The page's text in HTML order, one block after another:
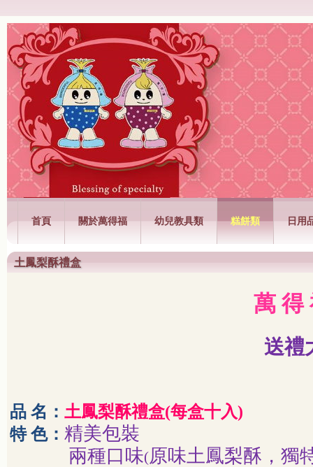
萬得福興業有限公司
首頁 關於萬得福 幼兒教具類 糕餅類 日用
土鳳梨酥禮盒
萬 得
送禮
品 名： 土鳳梨酥禮盒(每盒十入)
特 色： 精美包裝
兩種口味(原味土鳳梨酥，獨